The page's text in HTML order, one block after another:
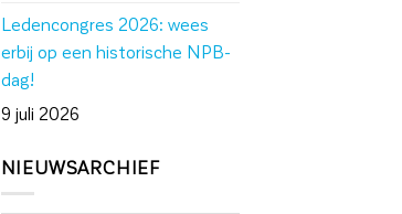
Ledencongres 2026: wees
erbij op een historische NPB-
dag!
9 juli 2026
NIEUWSARCHIEF